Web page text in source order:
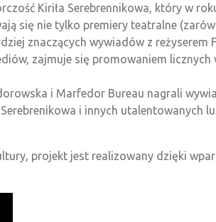
Kiriła Serebrennikowa, który w
się nie tylko premiery teatralne
znaczących wywiadów z
zajmuje się promowaniem
i Marfedor Bureau nagrali
i innych utalentowanych
projekt jest realizowany dzięki